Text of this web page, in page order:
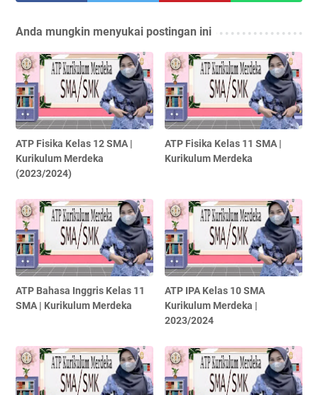
Anda mungkin menyukai postingan ini
ATP Fisika Kelas 12 SMA |
Kurikulum Merdeka
(2023/2024)
ATP Fisika Kelas 11 SMA |
Kurikulum Merdeka
ATP Bahasa Inggris Kelas 11
SMA | Kurikulum Merdeka
ATP IPA Kelas 10 SMA
Kurikulum Merdeka |
2023/2024